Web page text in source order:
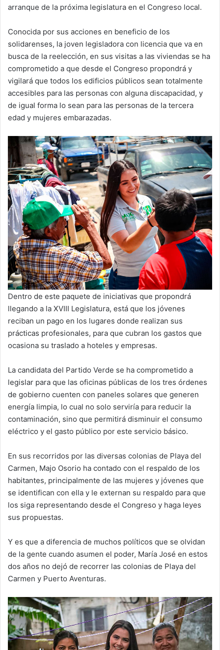
arranque de la próxima legislatura en el Congreso local.
Conocida por sus acciones en beneficio de los
solidarenses, la joven legisladora con licencia que va en
busca de la reelección, en sus visitas a las viviendas se ha
comprometido a que desde el Congreso propondrá y
vigilará que todos los edificios públicos sean totalmente
accesibles para las personas con alguna discapacidad, y
de igual forma lo sean para las personas de la tercera
edad y mujeres embarazadas.
Dentro de este paquete de iniciativas que propondrá
llegando a la XVIII Legislatura, está que los jóvenes
reciban un pago en los lugares donde realizan sus
prácticas profesionales, para que cubran los gastos que
ocasiona su traslado a hoteles y empresas.
La candidata del Partido Verde se ha comprometido a
legislar para que las oficinas públicas de los tres órdenes
de gobierno cuenten con paneles solares que generen
energía limpia, lo cual no solo serviría para reducir la
contaminación, sino que permitirá disminuir el consumo
eléctrico y el gasto público por este servicio básico.
En sus recorridos por las diversas colonias de Playa del
Carmen, Majo Osorio ha contado con el respaldo de los
habitantes, principalmente de las mujeres y jóvenes que
se identifican con ella y le externan su respaldo para que
los siga representando desde el Congreso y haga leyes
sus propuestas.
Y es que a diferencia de muchos políticos que se olvidan
de la gente cuando asumen el poder, María José en estos
dos años no dejó de recorrer las colonias de Playa del
Carmen y Puerto Aventuras.